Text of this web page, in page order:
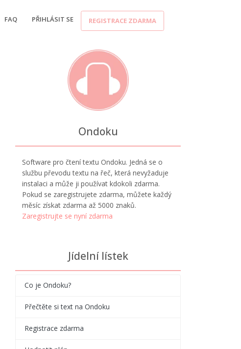
FAQ PŘIHLÁSIT SE REGISTRACE ZDARMA
Ondoku
Software pro čtení textu Ondoku. Jedná se o
službu převodu textu na řeč, která nevyžaduje
instalaci a může ji používat kdokoli zdarma.
Pokud se zaregistrujete zdarma, můžete každý
měsíc získat zdarma až 5000 znaků.
Zaregistrujte se nyní zdarma
Jídelní lístek
Co je Ondoku?
Přečtěte si text na Ondoku
Registrace zdarma